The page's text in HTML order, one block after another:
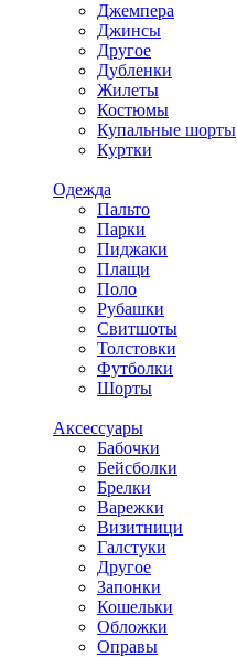
Джемпера
Джинсы
Другое
Дубленки
Жилеты
Костюмы
Купальные шорты
Куртки
Одежда
Пальто
Парки
Пиджаки
Плащи
Поло
Рубашки
Свитшоты
Толстовки
Футболки
Шорты
Аксессуары
Бабочки
Бейсболки
Брелки
Варежки
Визитници
Галстуки
Другое
Запонки
Кошельки
Обложки
Оправы